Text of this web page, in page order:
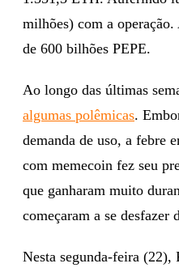
milhões) com a
de 600 bilhões PEPE.
Ao longo das últimas
algumas polêmicas.
demanda de uso, a febre
com memecoin fez seu
que ganharam muito
começaram a se desfazer
Nesta segunda-feira (22),